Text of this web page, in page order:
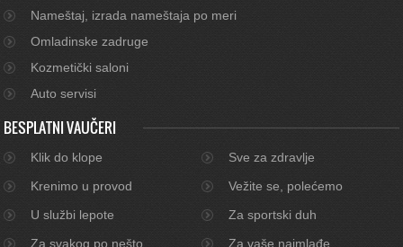
Nameštaj, izrada nameštaja po meri
Omladinske zadruge
Kozmetički saloni
Auto servisi
BESPLATNI VAUČERI
Klik do klope
Sve za zdravlje
Krenimo u provod
Vežite se, polećemo
U službi lepote
Za sportski duh
Za svakog po nešto
Za vaše najmlađe